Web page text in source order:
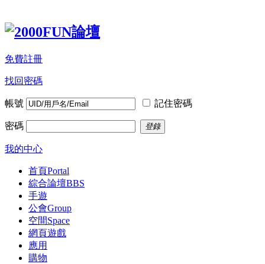
免費註冊
找回密碼
帳號 記住密碼
密碼 登錄
我的中心
首頁Portal
綜合論壇BBS
手遊
公會Group
空間Space
網頁遊戲
應用
購物